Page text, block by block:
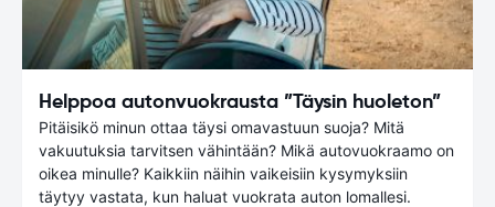
Helppoa autonvuokrausta ”Täysin huoleton”
Pitäisikö minun ottaa täysi omavastuun suoja? Mitä
vakuutuksia tarvitsen vähintään? Mikä autovuokraamo on
oikea minulle? Kaikkiin näihin vaikeisiin kysymyksiin
täytyy vastata, kun haluat vuokrata auton lomallesi.